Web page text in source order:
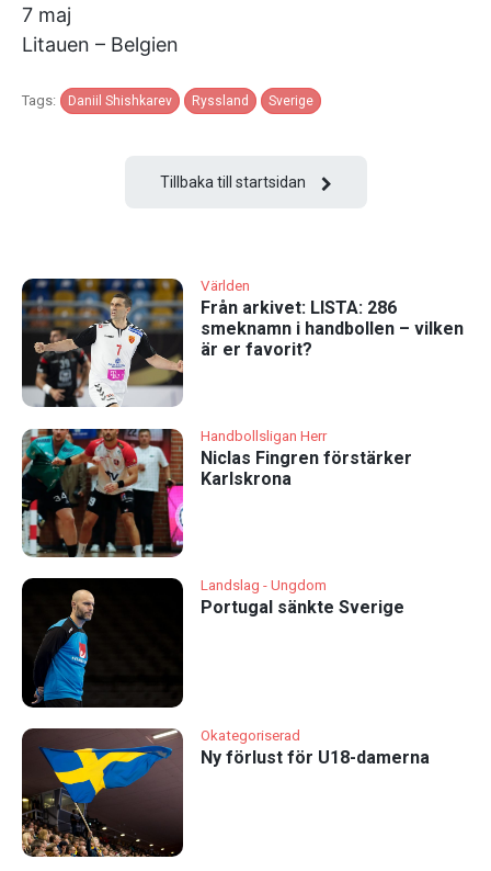
7 maj
Litauen – Belgien
Tags: Daniil Shishkarev Ryssland Sverige
Tillbaka till startsidan
Världen
Från arkivet: LISTA: 286
smeknamn i handbollen – vilken
är er favorit?
Handbollsligan Herr
Niclas Fingren förstärker
Karlskrona
Landslag - Ungdom
Portugal sänkte Sverige
Okategoriserad
Ny förlust för U18-damerna